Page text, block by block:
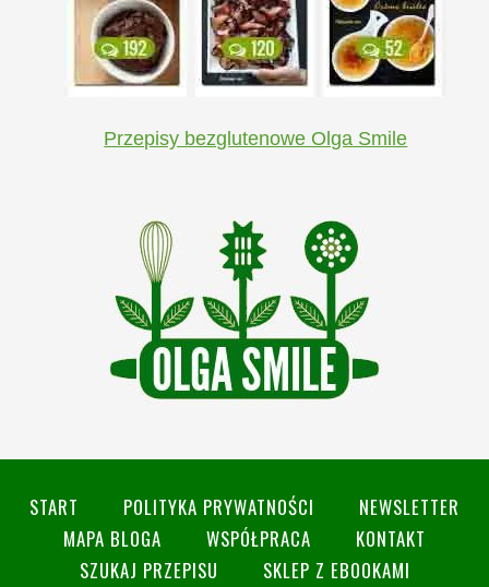
Przepisy bezglutenowe Olga Smile
START POLITYKA PRYWATNOŚCI
NEWSLETTER
MAPA BLOGA
WSPÓŁPRACA
KONTAKT
SZUKAJ PRZEPISU
SKLEP Z EBOOKAMI